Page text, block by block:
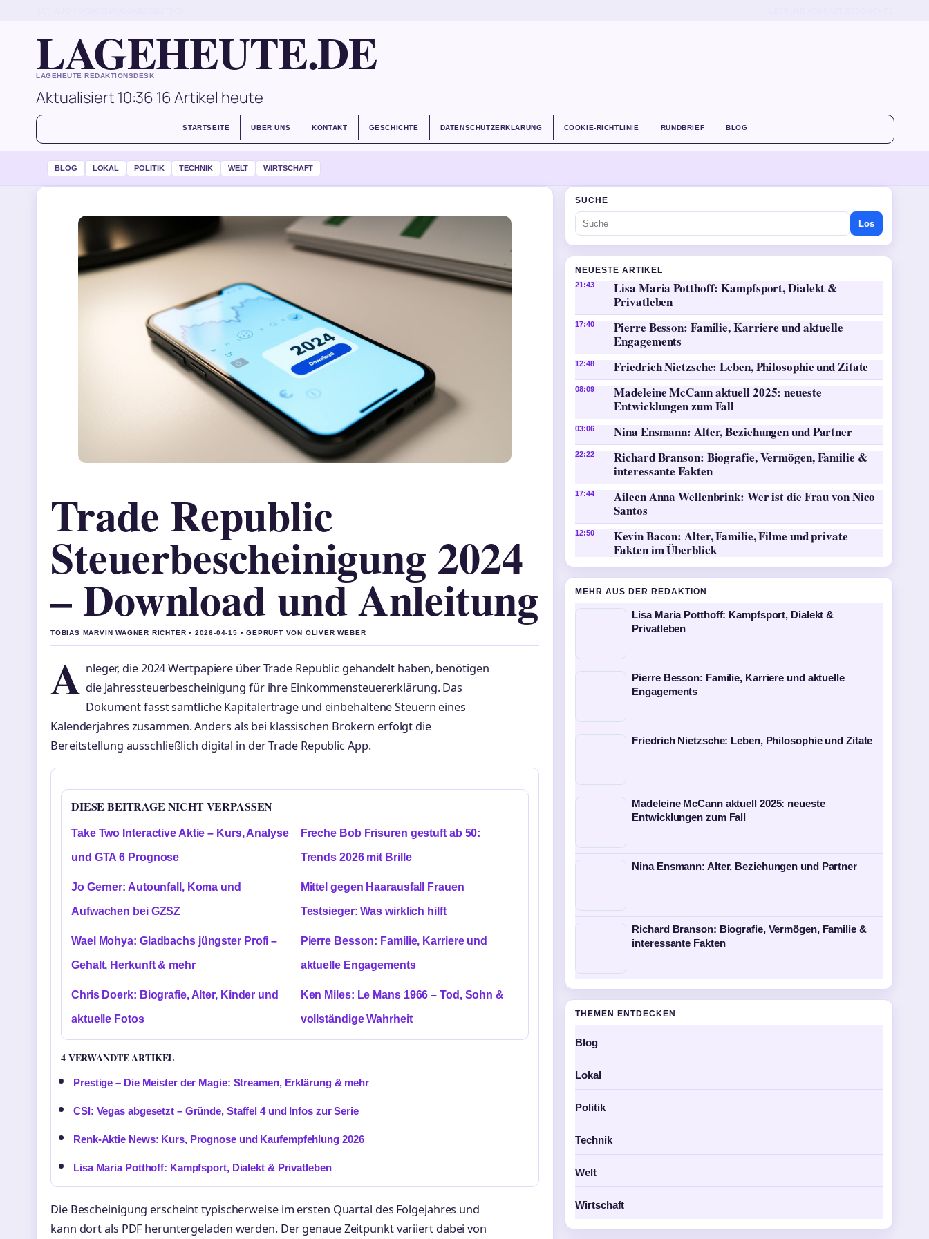
LAGEHEUTE.DE
LAGEHEUTE REDAKTIONSDESK
Aktualisiert 10:36 16 Artikel heute
STARTSEITE ÜBER UNS KONTAKT GESCHICHTE DATENSCHUTZERKLÄRUNG COOKIE-RICHTLINIE RUNDBRIEF BLOG
BLOG LOKAL POLITIK TECHNIK WELT WIRTSCHAFT
Trade Republic
Steuerbescheinigung 2024
– Download und Anleitung
TOBIAS MARVIN WAGNER RICHTER • 2026-04-15 • GEPRUFT VON OLIVER WEBER
A nleger, die 2024 Wertpapiere über Trade Republic gehandelt haben, benötigen
die Jahressteuerbescheinigung für ihre Einkommensteuererklärung. Das
Dokument fasst sämtliche Kapitalerträge und einbehaltene Steuern eines
Kalenderjahres zusammen. Anders als bei klassischen Brokern erfolgt die
Bereitstellung ausschließlich digital in der Trade Republic App.
DIESE BEITRAGE NICHT VERPASSEN
Take Two Interactive Aktie – Kurs, Analyse
und GTA 6 Prognose
Freche Bob Frisuren gestuft ab 50:
Trends 2026 mit Brille
Jo Gerner: Autounfall, Koma und
Aufwachen bei GZSZ
Mittel gegen Haarausfall Frauen
Testsieger: Was wirklich hilft
Wael Mohya: Gladbachs jüngster Profi –
Gehalt, Herkunft & mehr
Pierre Besson: Familie, Karriere und
aktuelle Engagements
Chris Doerk: Biografie, Alter, Kinder und
aktuelle Fotos
Ken Miles: Le Mans 1966 – Tod, Sohn &
vollständige Wahrheit
4 VERWANDTE ARTIKEL
Prestige – Die Meister der Magie: Streamen, Erklärung & mehr
CSI: Vegas abgesetzt – Gründe, Staffel 4 und Infos zur Serie
Renk-Aktie News: Kurs, Prognose und Kaufempfehlung 2026
Lisa Maria Potthoff: Kampfsport, Dialekt & Privatleben
Die Bescheinigung erscheint typischerweise im ersten Quartal des Folgejahres und
kann dort als PDF heruntergeladen werden. Der genaue Zeitpunkt variiert dabei von
SUCHE
Los
NEUESTE ARTIKEL
21:43
Lisa Maria Potthoff: Kampfsport, Dialekt &
Privatleben
17:40
Pierre Besson: Familie, Karriere und aktuelle
Engagements
12:48 Friedrich Nietzsche: Leben, Philosophie und Zitate
08:09
Madeleine McCann aktuell 2025: neueste
Entwicklungen zum Fall
03:06 Nina Ensmann: Alter, Beziehungen und Partner
22:22
Richard Branson: Biografie, Vermögen, Familie &
interessante Fakten
17:44
Aileen Anna Wellenbrink: Wer ist die Frau von Nico
Santos
12:50
Kevin Bacon: Alter, Familie, Filme und private
Fakten im Überblick
MEHR AUS DER REDAKTION
Lisa Maria Potthoff: Kampfsport, Dialekt &
Privatleben
Pierre Besson: Familie, Karriere und aktuelle
Engagements
Friedrich Nietzsche: Leben, Philosophie und Zitate
Madeleine McCann aktuell 2025: neueste
Entwicklungen zum Fall
Nina Ensmann: Alter, Beziehungen und Partner
Richard Branson: Biografie, Vermögen, Familie &
interessante Fakten
THEMEN ENTDECKEN
Blog
Lokal
Politik
Technik
Welt
Wirtschaft